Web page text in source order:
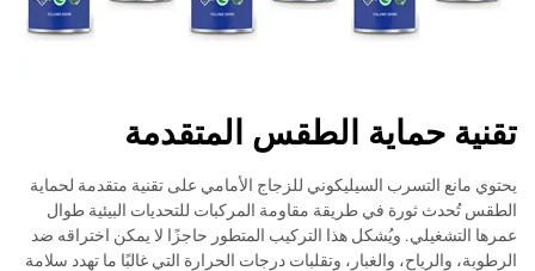
تقنية حماية الطقس المتقدمة
يحتوي مانع التسرب السيليكوني للزجاج الأمامي على تقنية متقدمة لحماية
الطقس تُحدث ثورة في طريقة مقاومة المركبات للتحديات البيئية طوال
عمرها التشغيلي. ويُشكل هذا التركيب المتطور حاجزًا لا يمكن اختراقه ضد
الرطوبة، والرياح، والغبار، وتقلبات درجات الحرارة التي غالبًا ما تهدد سلامة